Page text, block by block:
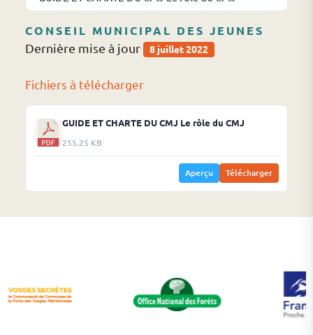
CONSEIL MUNICIPAL DES JEUNES
Dernière mise à jour
8 juillet 2022
Fichiers à télécharger
GUIDE ET CHARTE DU CMJ Le rôle du CMJ
255.25 KB
Aperçu Télécharger